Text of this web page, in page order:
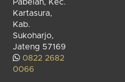
Pabelan, Kec.
Kartasura,
Kab.
Sukoharjo,
Jateng 57169
0822 2682
0066